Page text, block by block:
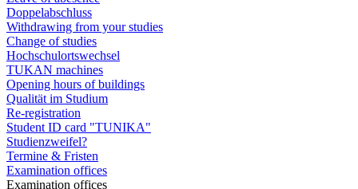
Doppelabschluss
Withdrawing from your studies
Change of studies
Hochschulortswechsel
TUKAN machines
Opening hours of buildings
Qualität im Studium
Re-registration
Student ID card "TUNIKA"
Studienzweifel?
Termine & Fristen
Examination offices
Examination offices